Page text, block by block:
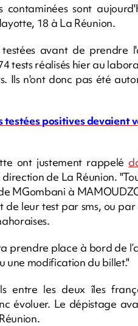
sont
18 à La Réunion.
avant de prendre
tests réalisés hier au
Ils n'ont donc pas été
positives devaient
ont justement rappelé
de La Réunion.
MGombani à
leur test par sms, ou
prendre place à bord de
une modification du billet."
entre les deux îles
évoluer. Le dépistage